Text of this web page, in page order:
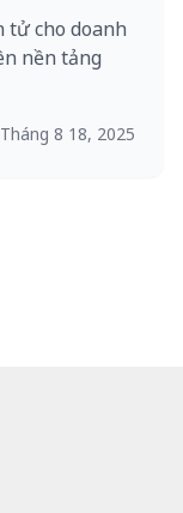
tử cho doanh
nền tảng
Tháng 8 18, 2025